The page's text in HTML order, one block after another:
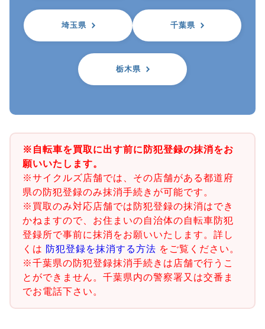
埼玉県 千葉県
栃木県
※自転車を買取に出す前に防犯登録の抹消をお
願いいたします。
※サイクルズ店舗では、その店舗がある都道府
県の防犯登録のみ抹消手続きが可能です。
※買取のみ対応店舗では防犯登録の抹消はでき
かねますので、お住まいの自治体の自転車防犯
登録所で事前に抹消をお願いいたします。詳し
くは 防犯登録を抹消する方法 をご覧ください。
※千葉県の防犯登録抹消手続きは店舗で行うこ
とができません。千葉県内の警察署又は交番ま
でお電話下さい。